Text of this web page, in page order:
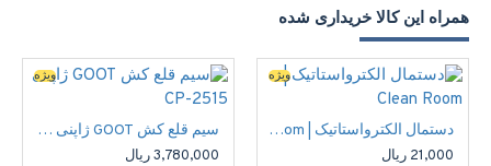
همراه این کالا خریداری شده
ویژه
دستمال الکترواستاتیک | Clean Room
21,000 ریال
ویژه
سیم قلع کش GOOT ژاپنی CP-2515
3,780,000 ریال